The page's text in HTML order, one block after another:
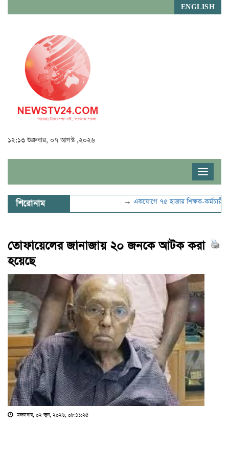
ENGLISH
১২:১৩ শুক্রবার, ০৭ আগস্ট ,২০২৬
Toggle
শিরোনাম →একযোগে ৭৫ হাজার শিক্ষক-কর্মচারীকে
তোফায়েলের জানাজায় ২০ জনকে আটক করা
হয়েছে
মঙ্গলবার, ০২ জুন, ২০২৬, ০৮:১১:২৫